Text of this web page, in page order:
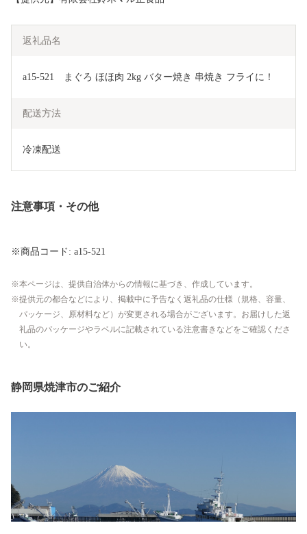
返礼品名
a15-521　まぐろ ほほ肉 2kg バター焼き 串焼き フライに！
配送方法
冷凍配送
注意事項・その他
※商品コード: a15-521
本ページは、提供自治体からの情報に基づき、作成しています。
提供元の都合などにより、掲載中に予告なく返礼品の仕様（規格、容量、
パッケージ、原材料など）が変更される場合がございます。お届けした返
礼品のパッケージやラベルに記載されている注意書きなどをご確認くださ
い。
静岡県焼津市のご紹介